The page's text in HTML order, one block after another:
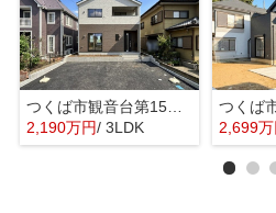
つくば市観音台第15 新築戸建
2,190万円/ 3LDK
2,699万